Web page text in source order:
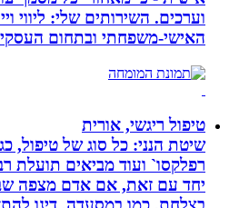
וערכים. השירותים שלי: ליווי
האישי-משפחתי ובתחום העסקי-
טיפול ריגשי, אורית
שיטת הנני: כל סוג של טיפול, כגון
רפלקסו` ועוד מביאים תועלת רבה
יחד עם זאת, אם אדם מצפה